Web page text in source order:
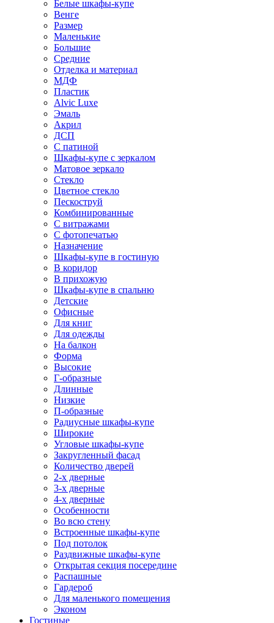
Белые шкафы-купе
Венге
Размер
Маленькие
Большие
Средние
Отделка и материал
МДФ
Пластик
Alvic Luxe
Эмаль
Акрил
ДСП
С патиной
Шкафы-купе с зеркалом
Матовое зеркало
Стекло
Цветное стекло
Пескоструй
Комбинированные
С витражами
С фотопечатью
Назначение
Шкафы-купе в гостиную
В коридор
В прихожую
Шкафы-купе в спальню
Детские
Офисные
Для книг
Для одежды
На балкон
Форма
Высокие
Г-образные
Длинные
Низкие
П-образные
Радиусные шкафы-купе
Широкие
Угловые шкафы-купе
Закругленный фасад
Количество дверей
2-х дверные
3-х дверные
4-х дверные
Особенности
Во всю стену
Встроенные шкафы-купе
Под потолок
Раздвижные шкафы-купе
Открытая секция посередине
Распашные
Гардероб
Для маленького помещения
Эконом
Гостиные